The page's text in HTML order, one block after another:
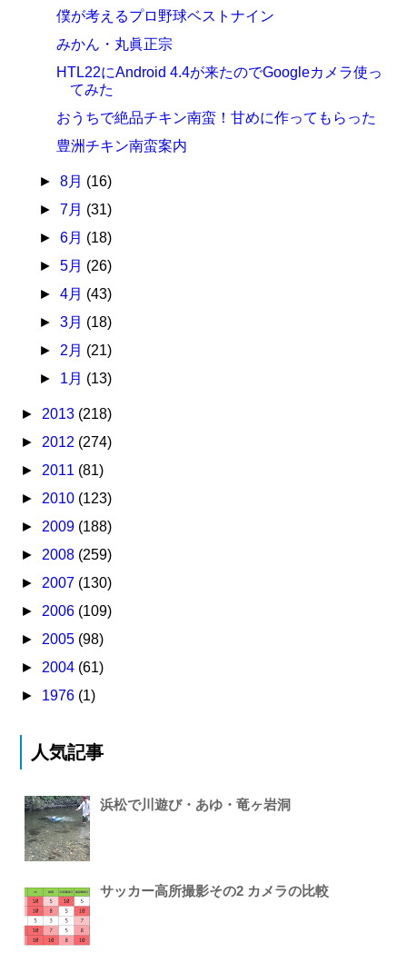
僕が考えるプロ野球ベストナイン
みかん・丸眞正宗
HTL22にAndroid 4.4が来たのでGoogleカメラ使っ
てみた
おうちで絶品チキン南蛮！甘めに作ってもらった
豊洲チキン南蛮案内
► 8月 (16)
► 7月 (31)
► 6月 (18)
► 5月 (26)
► 4月 (43)
► 3月 (18)
► 2月 (21)
► 1月 (13)
► 2013 (218)
► 2012 (274)
► 2011 (81)
► 2010 (123)
► 2009 (188)
► 2008 (259)
► 2007 (130)
► 2006 (109)
► 2005 (98)
► 2004 (61)
► 1976 (1)
人気記事
浜松で川遊び・あゆ・竜ヶ岩洞
サッカー高所撮影その2 カメラの比較